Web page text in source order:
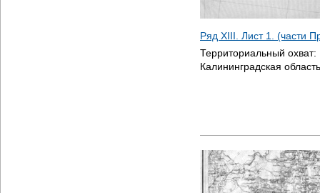
Ряд XIII. Лист 1. (части
Территориальный охват:
Калининградская